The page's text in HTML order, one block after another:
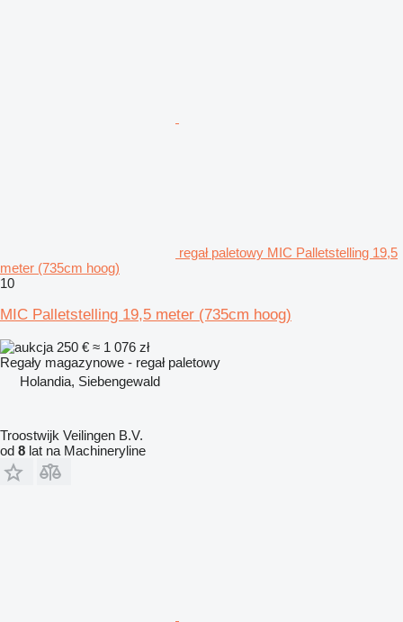
regał paletowy MIC Palletstelling 19,5
meter (735cm hoog)
10
MIC Palletstelling 19,5 meter (735cm hoog)
250 € ≈ 1 076 zł
Regały magazynowe - regał paletowy
Holandia, Siebengewald
Troostwijk Veilingen B.V.
od 8 lat na Machineryline